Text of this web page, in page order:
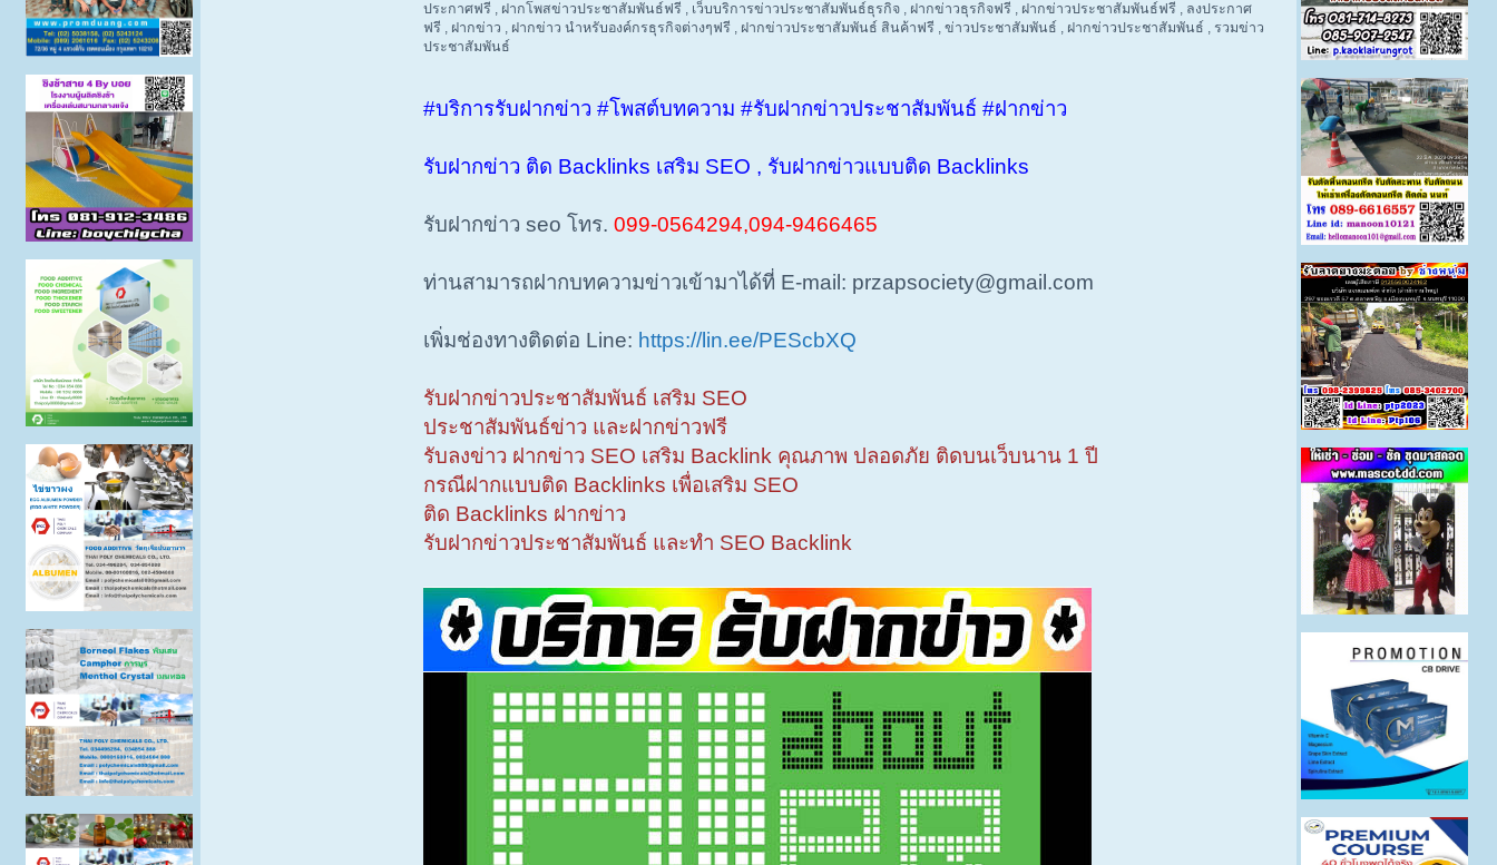
ประกาศฟรี , ฝากโพสข่าวประชาสัมพันธ์ฟรี , เว็บบริการข่าวประชาสัมพันธ์ธุรกิจ , ฝากข่าวธุรกิจฟรี , ฝากข่าวประชาสัมพันธ์ฟรี , ลงประกาศ
ฟรี , ฝากข่าว , ฝากข่าว นำหรับองค์กรธุรกิจต่างๆฟรี , ฝากข่าวประชาสัมพันธ์ สินค้าฟรี , ข่าวประชาสัมพันธ์ , ฝากข่าวประชาสัมพันธ์ , รวมข่าว
ประชาสัมพันธ์
#บริการรับฝากข่าว #โพสต์บทความ #รับฝากข่าวประชาสัมพันธ์ #ฝากข่าว
รับฝากข่าว ติด Backlinks เสริม SEO , รับฝากข่าวแบบติด Backlinks
รับฝากข่าว seo โทร. 099-0564294,094-9466465
ท่านสามารถฝากบทความข่าวเข้ามาได้ที่ E-mail: przapsociety@gmail.com
เพิ่มช่องทางติดต่อ Line: https://lin.ee/PEScbXQ
รับฝากข่าวประชาสัมพันธ์ เสริม SEO
ประชาสัมพันธ์ข่าว และฝากข่าวฟรี
รับลงข่าว ฝากข่าว SEO เสริม Backlink คุณภาพ ปลอดภัย ติดบนเว็บนาน 1 ปี
กรณีฝากแบบติด Backlinks เพื่อเสริม SEO
ติด Backlinks ฝากข่าว
รับฝากข่าวประชาสัมพันธ์ และทำ SEO Backlink